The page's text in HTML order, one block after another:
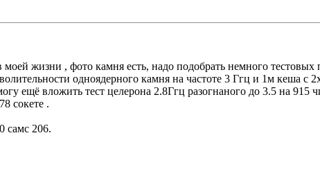
моей жизни , фото камня есть, надо подобрать немного
одноядерного камня на частоте 3 Ггц и 1м кеша
ещё вложить тест целерона 2.8Ггц разогнаного до 3.5 на
сокете .
самс 206.